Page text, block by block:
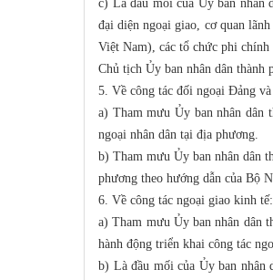
c) Là đầu mối của Ủy ban nhân
đại diện ngoại giao, cơ quan
Việt Nam), các tổ chức phi
Chủ tịch Ủy ban nhân dân thành
5. Về công tác đối ngoại Đảng
a) Tham mưu Ủy ban nhân dân
ngoại nhân dân tại địa phương.
b) Tham mưu Ủy ban nhân dân
phương theo hướng dẫn của Bộ
6. Về công tác ngoại giao kinh tế:
a) Tham mưu Ủy ban nhân dân
hành động triển khai công tác
b) Là đầu mối của Ủy ban nhân